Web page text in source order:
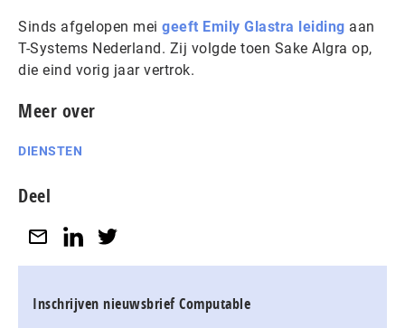
Sinds afgelopen mei geeft Emily Glastra leiding aan
T-Systems Nederland. Zij volgde toen Sake Algra op,
die eind vorig jaar vertrok.
Meer over
DIENSTEN
Deel
Inschrijven nieuwsbrief Computable